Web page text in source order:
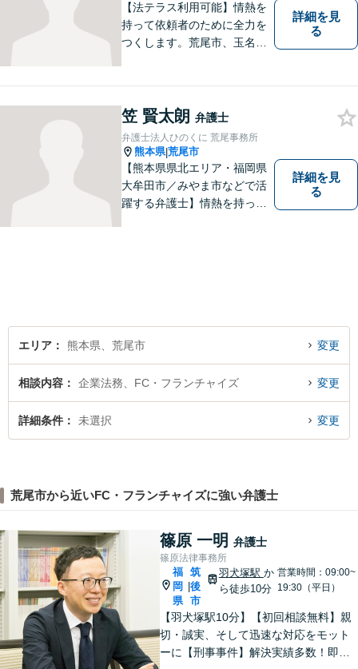
【法テラス利用可能】情熱を
持って依頼者のために全力を
つくします。荒尾市、玉名郡
にも対応可能ですのでお気軽
にご相談ください。【幅広い
案件のご相談可能】
詳細を見
る
笠 賢太朗 弁護士
弁護士法人ひのくに 荒尾事務所
熊本県|荒尾市
【熊本県県北エリア・福岡県
大牟田市／みやま市などで活
躍する弁護士】情熱を持って
詳細を見
る
エリア 熊本県、荒尾市 変更
相談内容 企業法務、FC・フランチャイズ 変更
詳細条件 未選択 変更
荒尾市から近いFC・フランチャイズに強い弁護士
篠原 一明 弁護士
篠原法律事務所
福
岡
県
|
筑
後
市
羽犬塚駅 か
ら徒歩10分
営業時間：09:00~
19:30（平日）
【羽犬塚駅10分】【初回相談無料】親
切・誠実、そして迅速な対応をモット
ーに【刑事事件】解決実績多数！即時